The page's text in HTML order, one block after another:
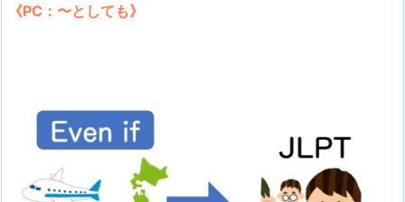
《PC：〜としても》